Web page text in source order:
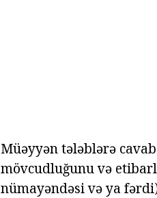
Müəyyən tələblərə
mövcudluğunu və
nümayəndəsi və ya